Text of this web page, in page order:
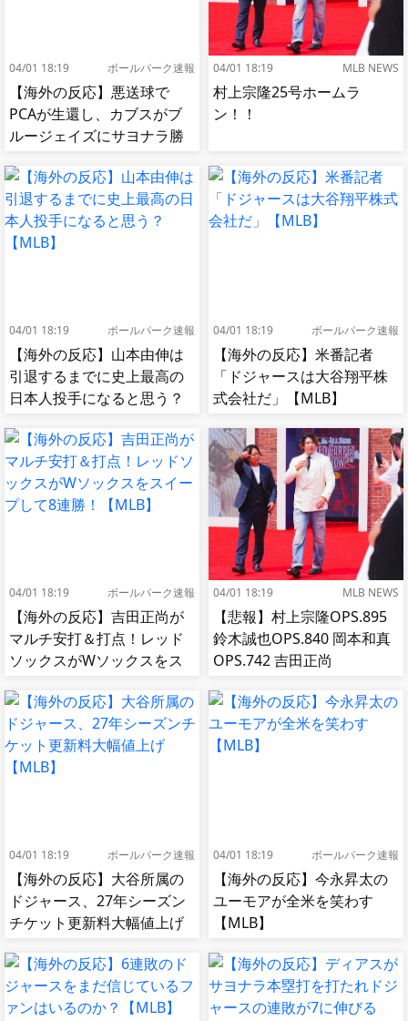
04/01 18:19 ボールパーク速報
【海外の反応】悪送球で
PCAが生還し、カブスがブ
ルージェイズにサヨナラ勝
04/01 18:19 MLB NEWS
村上宗隆25号ホームラ
ン！！
04/01 18:19 ボールパーク速報
【海外の反応】山本由伸は
引退するまでに史上最高の
日本人投手になると思う？
04/01 18:19 ボールパーク速報
【海外の反応】米番記者
「ドジャースは大谷翔平株
式会社だ」【MLB】
04/01 18:19 ボールパーク速報
【海外の反応】吉田正尚が
マルチ安打＆打点！レッド
ソックスがWソックスをス
04/01 18:19 MLB NEWS
【悲報】村上宗隆OPS.895
鈴木誠也OPS.840 岡本和真
OPS.742 吉田正尚
04/01 18:19 ボールパーク速報
【海外の反応】大谷所属の
ドジャース、27年シーズン
チケット更新料大幅値上げ
04/01 18:19 ボールパーク速報
【海外の反応】今永昇太の
ユーモアが全米を笑わす
【MLB】